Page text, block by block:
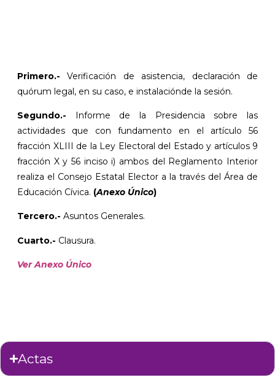
Primero.- Verificación de asistencia, declaración de
quórum legal, en su caso, e instalaciónde la sesión.
Segundo.- Informe de la Presidencia sobre las
actividades que con fundamento en el artículo 56
fracción XLIII de la Ley Electoral del Estado y artículos 9
fracción X y 56 inciso i) ambos del Reglamento Interior
realiza el Consejo Estatal Elector a la través del Área de
Educación Cívica. (Anexo Único)
Tercero.- Asuntos Generales.
Cuarto.- Clausura.
Ver Anexo Único
Actas